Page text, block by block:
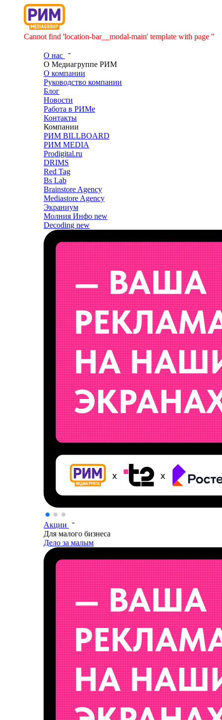
Cannot find 'location-bar__modal-main' template with page ''
О нас
О Медиагруппе РИМ
О компании
Руководство компании
Блог
Новости
Работа в РИМе
Контакты
Компании
РИМ BILLBOARD
РИМ MEDIA
Prodigital.ru
DRIMS
Red Tag
Bs Lab
Brainstore Agency
Mediastore Agency
Экраниум
Молния Инфо new
Decoding new
Акции
Для малого бизнеса
Дело за малым